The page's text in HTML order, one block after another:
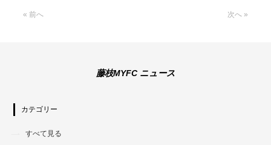
« 前へ 次へ »
藤枝MYFC ニュース
カテゴリー
すべて見る